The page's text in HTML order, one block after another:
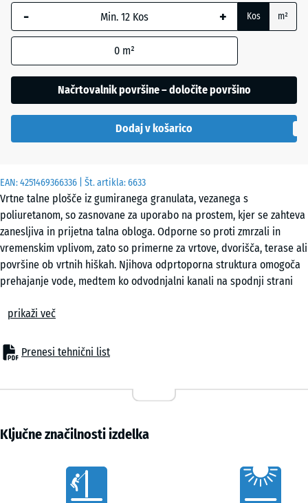
EAN:4251469366336 | Št. artikla:6633
Vrtne talne plošče iz gumiranega granulata, vezanega s
poliuretanom, so zasnovane za uporabo na prostem, kjer se zahteva
zanesljiva in prijetna talna obloga. Odporne so proti zmrzali in
vremenskim vplivom, zato so primerne za vrtove, dvorišča, terase ali
površine ob vrtnih hiškah. Njihova odprtoporna struktura omogoča
prehajanje vode, medtem ko odvodnjalni kanali na spodnji strani
Stabilen sestav plošč
preprosto povežejo v enotno površino. Lepilo ali mehansko
pritrjevanje ni potrebno. Polaganje je mogoče v različnih vzorcih, na
odstranijo ali zamenjajo, ne da bi bilo treba razstaviti celotno
Enostavna vgradnja
Plošče se lahko polagajo na trajno nosilne podlage, kot so beton,
je gramozna podlaga. Za dodatno stabilnost se pogosto uporablja
podlaga iz plastičnih stabilizacijskih rešetk, ki zagotavlja
prikaži več
Prenesi tehnični list
Travnato
zelena
+ 0,50 €
za
potreb
je v
o izdelku
drugače).
x
50
x 4
cm
|
0,25
m²
x
0,25
- 3,60 €
- + Kos m²
0 m²
Načrtovalnik površine – določite površino
Dodaj v košarico
Ključne značilnosti izdelka